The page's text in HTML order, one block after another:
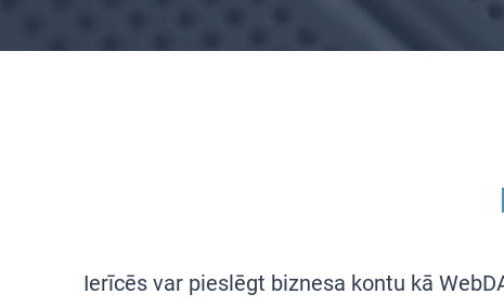
Ierīcēs var pieslēgt biznesa kontu kā